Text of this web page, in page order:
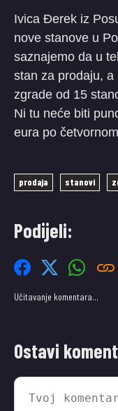
Ivica Đerek iz
nove stanove u
saznajemo da u
stan za prodaju,
zgrade od 15
Ni tu neće biti
eura po
prodaja stanovi
Podijeli:
Učitavanje komentara…
Ostavi